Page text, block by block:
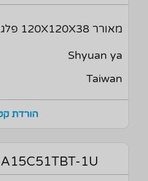
מאורר 120X120X38 פלג 20w טאיוואן
Shyuan ya
Taiwan
הורדת
A15C51TBT-1U